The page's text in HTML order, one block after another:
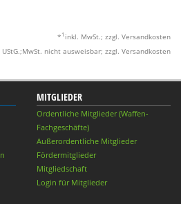
* 1 inkl. MwSt.; zzgl. Versandkosten
nicht ausweisbar; zzgl. Versandkosten
MITGLIEDER
Ordentliche Mitglieder (Waffen-
Fachgeschäfte)
Außerordentliche Mitglieder
Fördermitglieder
Mitgliedschaft
Login für Mitglieder